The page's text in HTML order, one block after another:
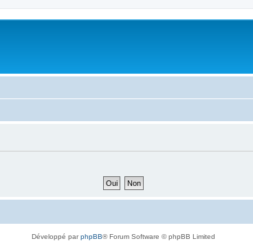
Développé parphpBB® Forum Software © phpBB Limited